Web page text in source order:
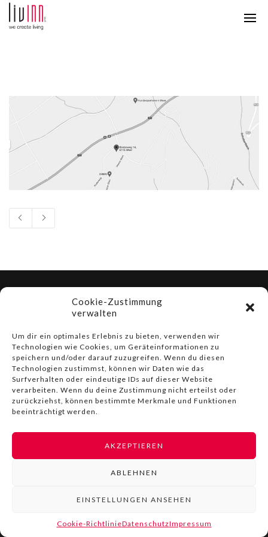
Cookie-Zustimmung
verwalten
Um dir ein optimales Erlebnis zu bieten, verwenden wir
Technologien wie Cookies, um Geräteinformationen zu
speichern und/oder darauf zuzugreifen. Wenn du diesen
Technologien zustimmst, können wir Daten wie das
Surfverhalten oder eindeutige IDs auf dieser Website
verarbeiten. Wenn du deine Zustimmung nicht erteilst oder
zurückziehst, können bestimmte Merkmale und Funktionen
beeinträchtigt werden.
AKZEPTIEREN
ABLEHNEN
EINSTELLUNGEN ANSEHEN
Cookie-RichtlinieDatenschutzImpressum
NUTZUNGSBEDINGUNGEN